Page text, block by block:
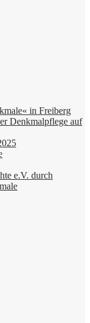
in Freiberg
Denkmalpflege auf
e.V. durch